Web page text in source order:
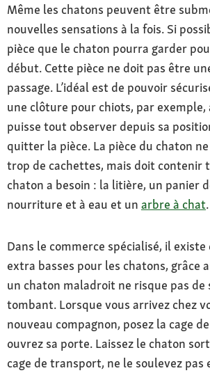
Même les chatons peuvent être
nouvelles sensations à la fois. Si
pièce que le chaton pourra garder
début. Cette pièce ne doit pas être
passage. L’idéal est de pouvoir
une clôture pour chiots, par
puisse tout observer depuis sa
quitter la pièce. La pièce du chaton
trop de cachettes, mais doit contenir
chaton a besoin : la litière, un panier
nourriture et à eau et un arbre à chat.
Dans le commerce spécialisé, il existe
extra basses pour les chatons, grâce
un chaton maladroit ne risque pas de
tombant. Lorsque vous arrivez chez
nouveau compagnon, posez la cage
ouvrez sa porte. Laissez le chaton
cage de transport, ne le soulevez pas